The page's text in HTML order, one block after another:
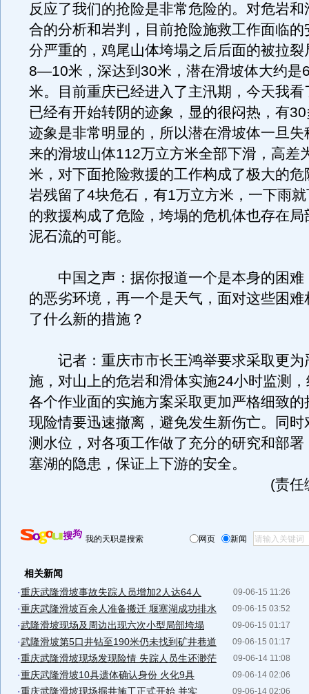
反应了我们的抢险是非常危险的。对危岩
合的分析和岩判，目前抢险施救工作面临的
分严重的，鸡尾山体垮塌之后后面的被拉裂
8—10米，深达到30米，潜在滑坡体大约是
米。目前重庆已经进入了主汛期，今天我看
已经有开始转阴的迹象，显的很闷热，有
迹象是非常明显的，所以潜在滑坡体一旦失
来的滑坡山体112万立方米全部下滑，高
米，对下面抢险救援的工作构成了极大的危
岩残留了4块危石，有1万立方米，一下雨
的救援构成了危险，垮塌的危机体也存在局
泥石流的可能。
中国之声：据你报道一个是本身的困难
的恶劣环境，再一个是天气，面对这些困难
了什么新的措施？
记者：重庆市市长王鸿举要求采取更为
施，对山上的危岩和滑体实施24小时监测
各个作业面的实施方案采取更加严格细致的
现险情要迅速撤离，避免发生新伤亡。同时
测水位，对各项工作做了充分的研究和部署
塞湖的隐患，保证上下游的安全。
(责任
我的天职是搜索 网页 新闻
相关新闻
09-06-15 11:26
·重庆武隆滑坡事故失踪人员增加2人达64人
09-06-15 03:52
·重庆武隆滑坡百余人准备搬迁 堰塞湖成功排水
09-06-15 01:17
·武隆滑坡现场及周边出现六次小型局部垮塌
09-06-15 01:17
·武隆滑坡第5口井钻至190米仍未找到矿井巷道
09-06-14 11:08
·重庆武隆滑坡现场发现险情 失踪人员生还渺茫
09-06-14 02:06
·重庆武隆滑坡10具遗体确认身份 火化9具
09-06-14 02:06
·重庆武隆滑坡现场掘井施工正式开始 并实...